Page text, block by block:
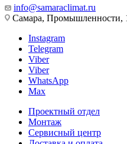
info@samaraclimat.ru
Самара, Промышленности,
Instagram
Telegram
Viber
Viber
WhatsApp
Max
Проектный отдел
Монтаж
Сервисный центр